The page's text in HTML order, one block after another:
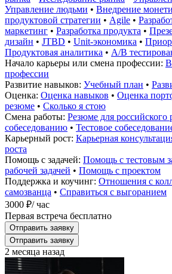
Управление людьми • Внедрение
продуктовой стратегии • Agile •
маркетинг • Разработка продукта •
дизайн • JTBD • Unit-экономика •
Продуктовая аналитика • A/B
Начало карьеры или смена профессии:
профессии
Развитие навыков: Учебный план •
Оценка: Оценка навыков • Оценка
резюме • Сколько я стою
Смена работы: Резюме для российского
собеседованию • Тестовое
Карьерный рост: Карьерная
роста
Помощь с задачей: Помощь с тестовым
рабочей задачей • Помощь с проектом
Поддержка и коучинг: Отношения с
самозванца • Справиться с выгоранием
3000 ₽/ час
Первая встреча бесплатно
Отправить заявку
Отправить заявку
2 месяца назад